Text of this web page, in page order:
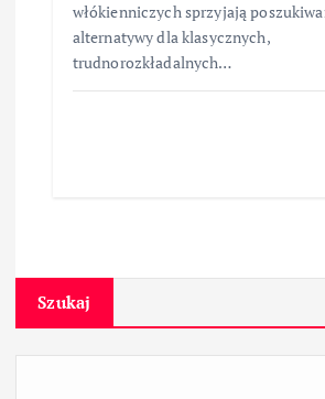
włókienniczych sprzyjają
alternatywy dla klasycznych,
trudnorozkładalnych…
Szukaj